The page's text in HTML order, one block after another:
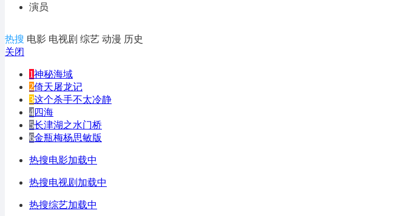
演员
热搜 电影 电视剧 综艺 动漫 历史
关闭
1神秘海域
2倚天屠龙记
3这个杀手不太冷静
4四海
5长津湖之水门桥
6金瓶梅杨思敏版
热搜电影加载中
热搜电视剧加载中
热搜综艺加载中